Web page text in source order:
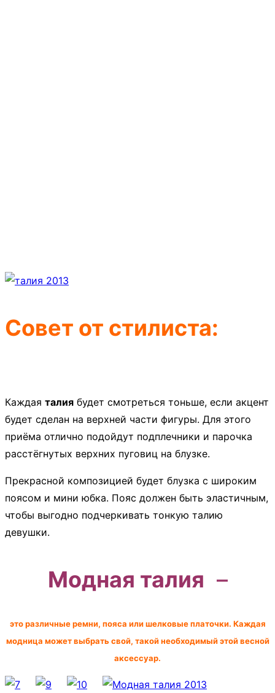
Совет от стилиста:
Каждая талия будет смотреться тоньше, если акцент
будет сделан на верхней части фигуры. Для этого
приёма отлично подойдут подплечники и парочка
расстёгнутых верхних пуговиц на блузке.
Прекрасной композицией будет блузка с широким
поясом и мини юбка. Пояс должен быть эластичным,
чтобы выгодно подчеркивать тонкую талию
девушки.
Модная талия –
это различные ремни, пояса или шелковые платочки. Каждая
модница может выбрать свой, такой необходимый этой весной
аксессуар.